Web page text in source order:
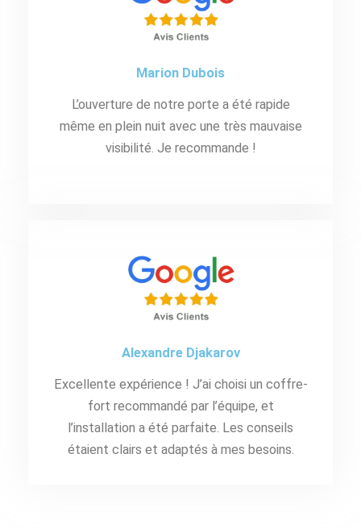
Marion Dubois
L’ouverture de notre porte a été rapide
même en plein nuit avec une très mauvaise
visibilité. Je recommande !
Alexandre Djakarov
Excellente expérience ! J’ai choisi un coffre-
fort recommandé par l’équipe, et
l’installation a été parfaite. Les conseils
étaient clairs et adaptés à mes besoins.